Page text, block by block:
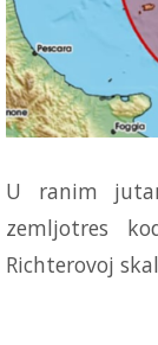
U ranim
zemljotres
Richterovoj